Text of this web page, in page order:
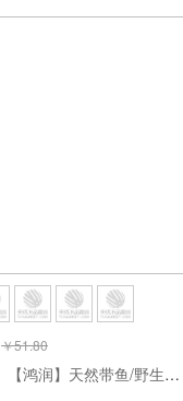
￥51.80
【易化冻】【鸿润】天然带鱼/野生带鱼 多规格